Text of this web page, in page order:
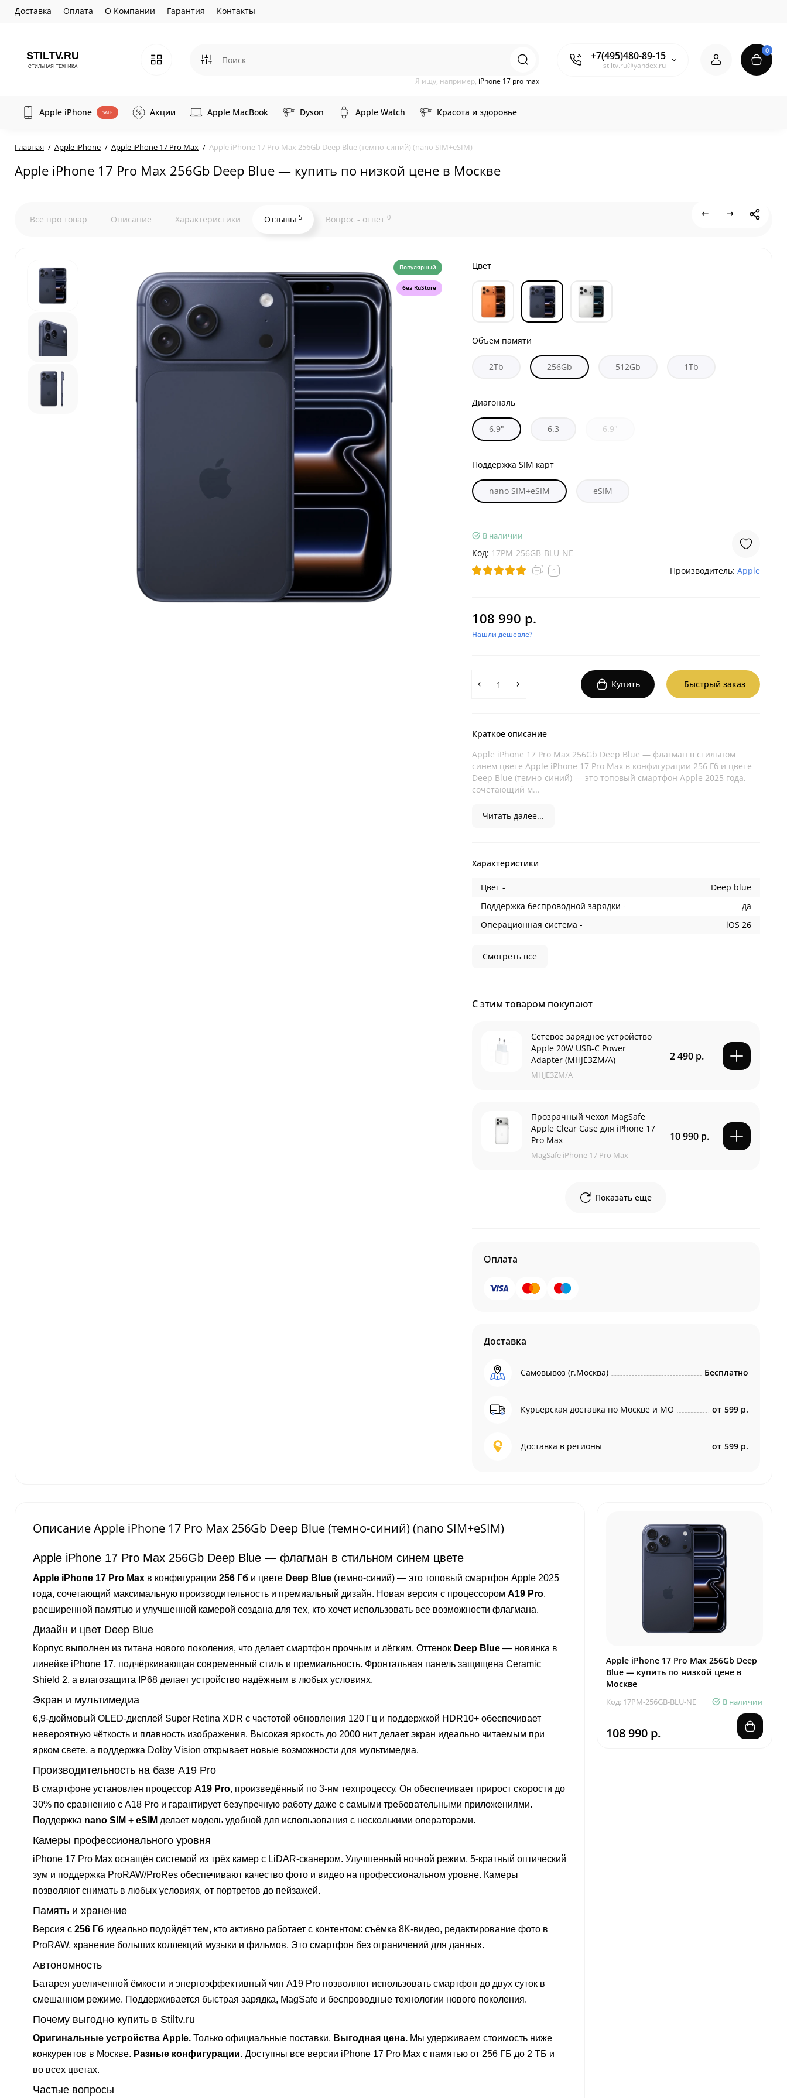
Доставка Оплата О Компании Гарантия Контакты
+7(495)480-89-15
stiltv.ru@yandex.ru
Я ищу, например, iPhone 17 pro max
0
Apple iPhone SALE Акции Apple MacBook Dyson Apple Watch Красота и здоровье
Главная Apple iPhone Apple iPhone 17 Pro Max Apple iPhone 17 Pro Max 256Gb Deep Blue (темно-синий) (nano SIM+eSIM)
Apple iPhone 17 Pro Max 256Gb Deep Blue — купить по низкой цене в Москве
Все про товар Описание Характеристики Отзывы 5 Вопрос - ответ 0
Популярный
без RuStore
Цвет
Объем памяти
2Tb 256Gb 512Gb 1Tb
Диагональ
6.9" 6.3 6.9"
Поддержка SIM карт
nano SIM+eSIM eSIM
В наличии
Код: 17PM-256GB-BLU-NE
5 Производитель: Apple
108 990 р.
Нашли дешевле?
Купить Быстрый заказ
Краткое описание
Apple iPhone 17 Pro Max 256Gb Deep Blue — флагман в стильном
синем цвете Apple iPhone 17 Pro Max в конфигурации 256 Гб и цвете
Deep Blue (темно-синий) — это топовый смартфон Apple 2025 года,
сочетающий м...
Читать далее...
Характеристики
Цвет -
Deep blue
Поддержка беспроводной зарядки -
да
Операционная система -
iOS 26
Смотреть все
С этим товаром покупают
Сетевое зарядное устройство
Apple 20W USB-C Power
Adapter (MHJE3ZM/A)
MHJE3ZM/A
2 490 р.
Прозрачный чехол MagSafe
Apple Clear Case для iPhone 17
Pro Max
MagSafe iPhone 17 Pro Max
10 990 р.
Показать еще
Оплата
Доставка
Самовывоз (г.Москва) Бесплатно
Курьерская доставка по Москве и МО от 599 р.
Доставка в регионы от 599 р.
Описание Apple iPhone 17 Pro Max 256Gb Deep Blue (темно-синий) (nano SIM+eSIM)
Apple iPhone 17 Pro Max 256Gb Deep Blue — флагман в стильном синем цвете
Apple iPhone 17 Pro Max в конфигурации 256 Гб и цвете Deep Blue (темно-синий) — это топовый смартфон Apple 2025
года, сочетающий максимальную производительность и премиальный дизайн. Новая версия с процессором A19 Pro,
расширенной памятью и улучшенной камерой создана для тех, кто хочет использовать все возможности флагмана.
Дизайн и цвет Deep Blue
Корпус выполнен из титана нового поколения, что делает смартфон прочным и лёгким. Оттенок Deep Blue — новинка в
линейке iPhone 17, подчёркивающая современный стиль и премиальность. Фронтальная панель защищена Ceramic
Shield 2, а влагозащита IP68 делает устройство надёжным в любых условиях.
Экран и мультимедиа
6,9-дюймовый OLED-дисплей Super Retina XDR с частотой обновления 120 Гц и поддержкой HDR10+ обеспечивает
невероятную чёткость и плавность изображения. Высокая яркость до 2000 нит делает экран идеально читаемым при
ярком свете, а поддержка Dolby Vision открывает новые возможности для мультимедиа.
Производительность на базе A19 Pro
В смартфоне установлен процессор A19 Pro, произведённый по 3-нм техпроцессу. Он обеспечивает прирост скорости до
30% по сравнению с A18 Pro и гарантирует безупречную работу даже с самыми требовательными приложениями.
Поддержка nano SIM + eSIM делает модель удобной для использования с несколькими операторами.
Камеры профессионального уровня
iPhone 17 Pro Max оснащён системой из трёх камер с LiDAR-сканером. Улучшенный ночной режим, 5-кратный оптический
зум и поддержка ProRAW/ProRes обеспечивают качество фото и видео на профессиональном уровне. Камеры
позволяют снимать в любых условиях, от портретов до пейзажей.
Память и хранение
Версия с 256 Гб идеально подойдёт тем, кто активно работает с контентом: съёмка 8K-видео, редактирование фото в
ProRAW, хранение больших коллекций музыки и фильмов. Это смартфон без ограничений для данных.
Автономность
Батарея увеличенной ёмкости и энергоэффективный чип A19 Pro позволяют использовать смартфон до двух суток в
смешанном режиме. Поддерживается быстрая зарядка, MagSafe и беспроводные технологии нового поколения.
Почему выгодно купить в Stiltv.ru
Оригинальные устройства Apple. Только официальные поставки. Выгодная цена. Мы удерживаем стоимость ниже
конкурентов в Москве. Разные конфигурации. Доступны все версии iPhone 17 Pro Max с памятью от 256 ГБ до 2 ТБ и
во всех цветах.
Частые вопросы
Apple iPhone 17 Pro Max 256Gb Deep
Blue — купить по низкой цене в
Москве
Код: 17PM-256GB-BLU-NE В наличии
108 990 р.